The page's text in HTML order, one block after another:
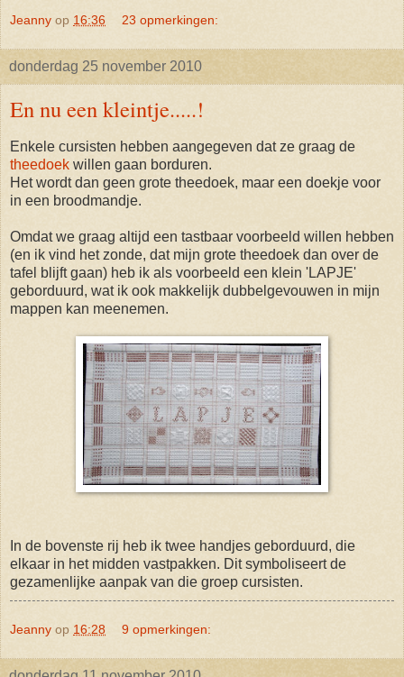
Jeanny op 16:36 23 opmerkingen:
donderdag 25 november 2010
En nu een kleintje.....!
Enkele cursisten hebben aangegeven dat ze graag de
theedoek willen gaan borduren.
Het wordt dan geen grote theedoek, maar een doekje voor
in een broodmandje.
Omdat we graag altijd een tastbaar voorbeeld willen hebben
(en ik vind het zonde, dat mijn grote theedoek dan over de
tafel blijft gaan) heb ik als voorbeeld een klein 'LAPJE'
geborduurd, wat ik ook makkelijk dubbelgevouwen in mijn
mappen kan meenemen.
In de bovenste rij heb ik twee handjes geborduurd, die
elkaar in het midden vastpakken. Dit symboliseert de
gezamenlijke aanpak van die groep cursisten.
Jeanny op 16:28 9 opmerkingen: